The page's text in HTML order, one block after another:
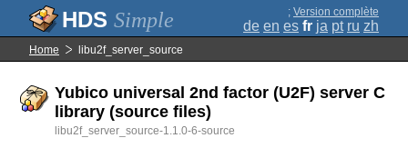
Simple ; Version complète
de en es fr ja pt ru zh
Home libu2f_server_source
Yubico universal 2nd factor (U2F) server C
library (source files)
libu2f_server_source-1.1.0-6-source